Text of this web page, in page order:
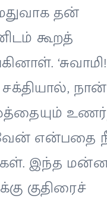
தன்
கூறத்
நான்
என்பதை
இந்த
குதிரைச்